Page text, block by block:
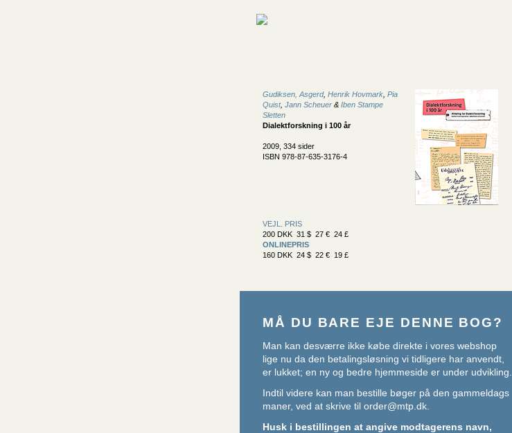
Gudiksen, Asgerd, Henrik Hovmark Pia
Quist, Jann Scheuer & Iben Stampe
Sletten
Dialektforskning i 100 år
2009, 334 sider
ISBN 978-87-635-3176-4
VEJL. PRIS
200 DKK 31 $ 27 € 24 £
ONLINEPRIS
160 DKK 24 $ 22 € 19 £
MÅ DU BARE EJE DENNE BOG?
Man kan desværre ikke købe direkte i vores webshop
lige nu da den betalingsløsning vi tidligere har anvendt,
er lukket; en ny og bedre hjemmeside er under udvikling.
Indtil videre kan man bestille bøger på den gammeldags
maner, ved at skrive til order@mtp.dk.
Husk i bestillingen at angive modtagerens navn,